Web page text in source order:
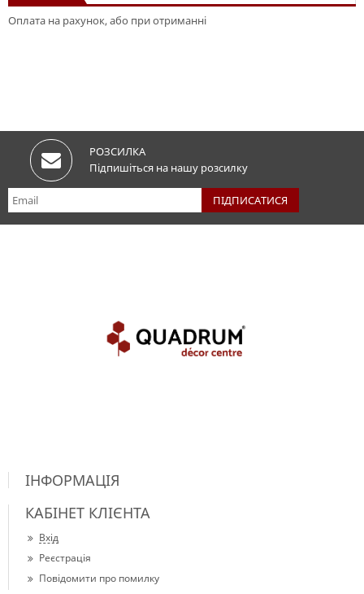
Оплата на рахунок, або при отриманні
РОЗСИЛКА
Підпишіться на нашу розсилку
ІНФОРМАЦІЯ
КАБІНЕТ КЛІЄНТА
Вхід
Реєстрація
Повідомити про помилку